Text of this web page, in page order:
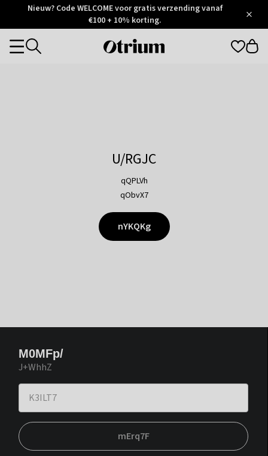
Otrium
Trustpilot
Nieuw? Code WELCOME voor gratis verzending vanaf
€100 + 10% korting.
Otrium
Categories
U/RGJC
qQPLVh
qObvX7
nYKQKg
M0MFp/
J+WhhZ
mErq7F